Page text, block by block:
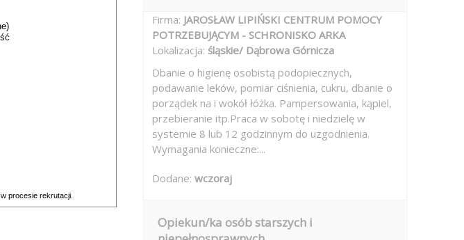
procesie rekrutacji.
Firma: JAROSŁAW LIPIŃSKI CENTRUM POMOCY
POTRZEBUJĄCYM - SCHRONISKO ARKA
Lokalizacja: śląskie/ Dąbrowa Górnicza
Dbanie o higienę osobistą podopiecznych,
podawanie leków, pomiar ciśnienia, cukru, dbanie o
porządek na i wokół łóżka. Pampersowania, kąpiel,
przebieranie itp.Praca w sobotę i niedzielę w
systemie 8 lub 12 godzinnym do uzgodnienia.
Wymagania konieczne:...
Dodane: wczoraj
Opiekun/ka osób starszych i